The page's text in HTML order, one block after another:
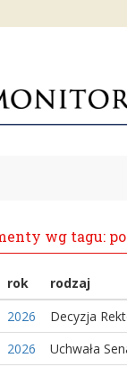
wg tagu:
rok rodzaj
2026 Decyzja
2026 Uchwała